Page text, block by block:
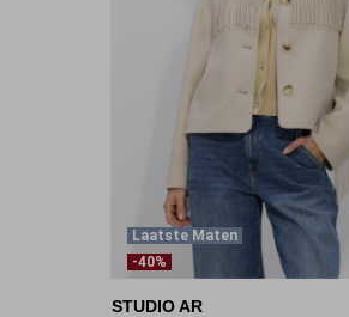
Laatste Maten
-40%
STUDIO AR